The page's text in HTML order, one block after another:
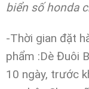
biển số honda
-Thời gian đặt
phẩm :Dè Đuôi
10 ngày, trước